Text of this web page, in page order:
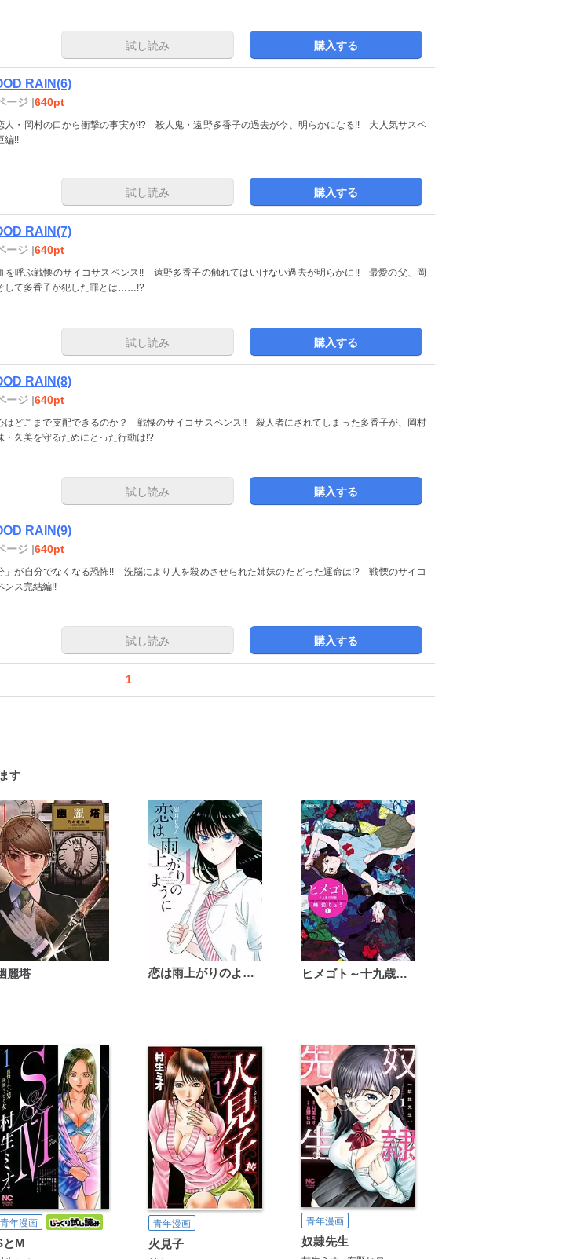
試し読み 購入する
RAIN(6)
ージ |640pt
人・岡村の口から衝撃の事実が!? 殺人鬼・遠野多香子の過去が今、明らかになる!! 大人気サスペ
編!!
試し読み 購入する
RAIN(7)
ージ |640pt
を呼ぶ戦慄のサイコサスペンス!! 遠野多香子の触れてはいけない過去が明らかに!! 最愛の父、岡
して多香子が犯した罪とは……!?
試し読み 購入する
RAIN(8)
ージ |640pt
はどこまで支配できるのか？ 戦慄のサイコサスペンス!! 殺人者にされてしまった多香子が、岡村
・久美を守るためにとった行動は!?
試し読み 購入する
RAIN(9)
ージ |640pt
」が自分でなくなる恐怖!! 洗脳により人を殺めさせられた姉妹のたどった運命は!? 戦慄のサイコ
ンス完結編!!
試し読み 購入する
1
す
麗塔 恋は雨上がりのように ヒメゴト～十九歳の制服～
青年漫画
とM
青年漫画
火見子
青年漫画
奴隷先生